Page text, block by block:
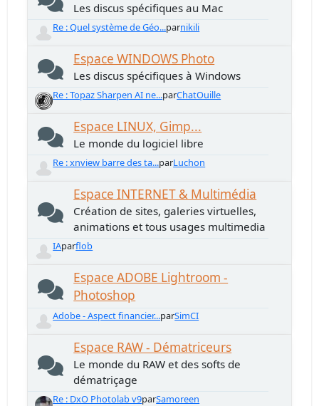
Les discus spécifiques au Mac
Re : Quel système de Géo...parnikili
Espace WINDOWS Photo
Les discus spécifiques à Windows
Re : Topaz Sharpen AI ne...parChatOuille
Espace LINUX, Gimp...
Le monde du logiciel libre
Re : xnview barre des ta...parLuchon
Espace INTERNET & Multimédia
Création de sites, galeries virtuelles,
animations et tous usages multimedia
IAparflob
Espace ADOBE Lightroom -
Photoshop
Adobe - Aspect financier...parSimCI
Espace RAW - Dématriceurs
Le monde du RAW et des softs de
dématriçage
Re : DxO Photolab v9parSamoreen